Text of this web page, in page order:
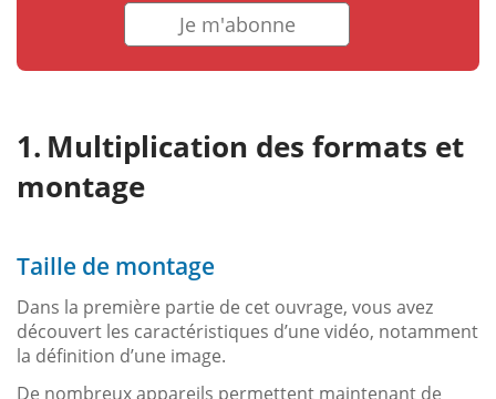
Je m'abonne
Multiplication des formats et
montage
Taille de montage
Dans la première partie de cet ouvrage, vous avez
découvert les caractéristiques d’une vidéo, notamment
la définition d’une image.
De nombreux appareils permettent maintenant de